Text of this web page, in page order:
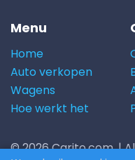
Menu
Home
Auto verkopen
Wagens
Hoe werkt het
© 2026 Carito.com. |